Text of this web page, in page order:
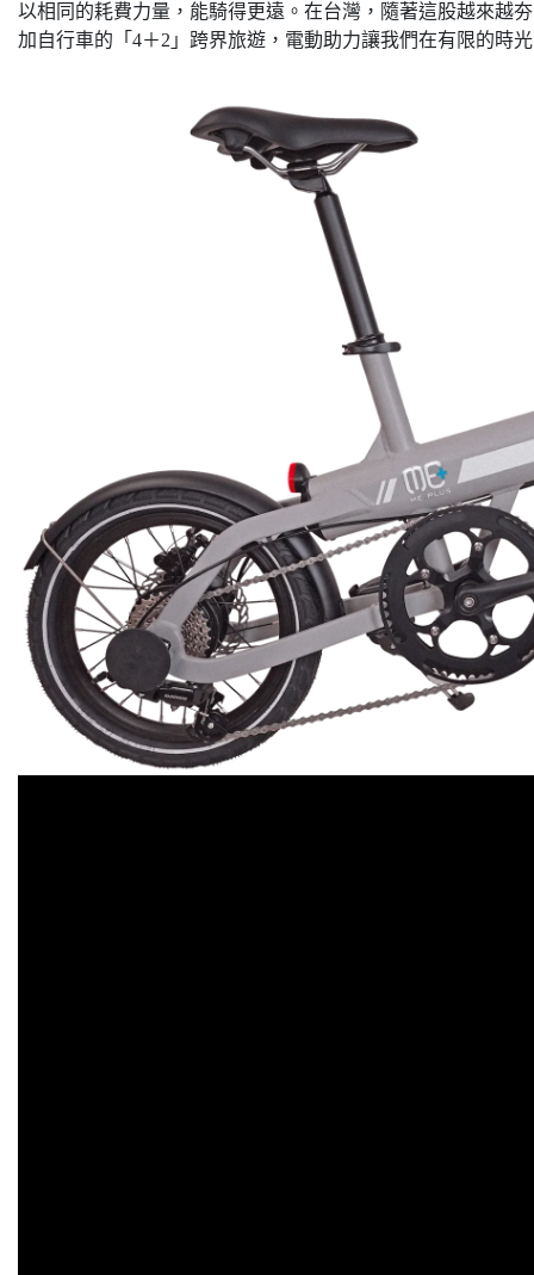
以相同的耗費力量，能騎得更遠。在台灣，隨著這股越來越
加自行車的「4＋2」跨界旅遊，電動助力讓我們在有限的時